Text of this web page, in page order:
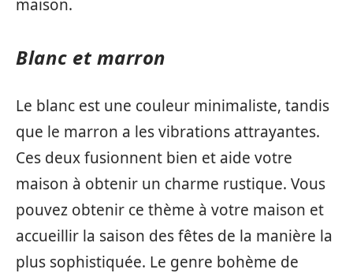
maison.
Blanc et marron
Le blanc est une couleur minimaliste, tandis
que le marron a les vibrations attrayantes.
Ces deux fusionnent bien et aide votre
maison à obtenir un charme rustique. Vous
pouvez obtenir ce thème à votre maison et
accueillir la saison des fêtes de la manière la
plus sophistiquée. Le genre bohème de